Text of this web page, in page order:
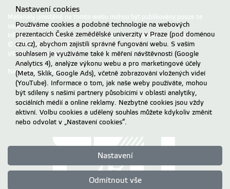
Materiály umístěné na tomto webu mohou být publikovány pouze se
souhlasem ČZU.
Informace o zpracování a ochraně osobních údajů na ČZU v Praze.
© 2026 Česká zemědělská univerzita v Praze
Všechna práva vyhrazena
Nastavení cookies
Nastavení cookies
Používáme cookies a podobné technologie na webových
prezentacích České zemědělské univerzity v Praze (pod doménou
czu.cz), abychom zajistili správné fungování webu. S vaším
souhlasem je využíváme také k měření návštěvnosti (Google
Analytics 4), analýze výkonu webu a pro marketingové účely
(Meta, Sklik, Google Ads), včetně zobrazování vložených videí
(YouTube). Informace o tom, jak naše weby používáte, mohou
být sdíleny s našimi partnery působícími v oblasti analytiky,
sociálních médií a online reklamy. Nezbytné cookies jsou vždy
aktivní. Volbu cookies a udělený souhlas můžete kdykoliv změnit
nebo odvolat v „Nastavení cookies“.
Nastavení
Odmítnout vše